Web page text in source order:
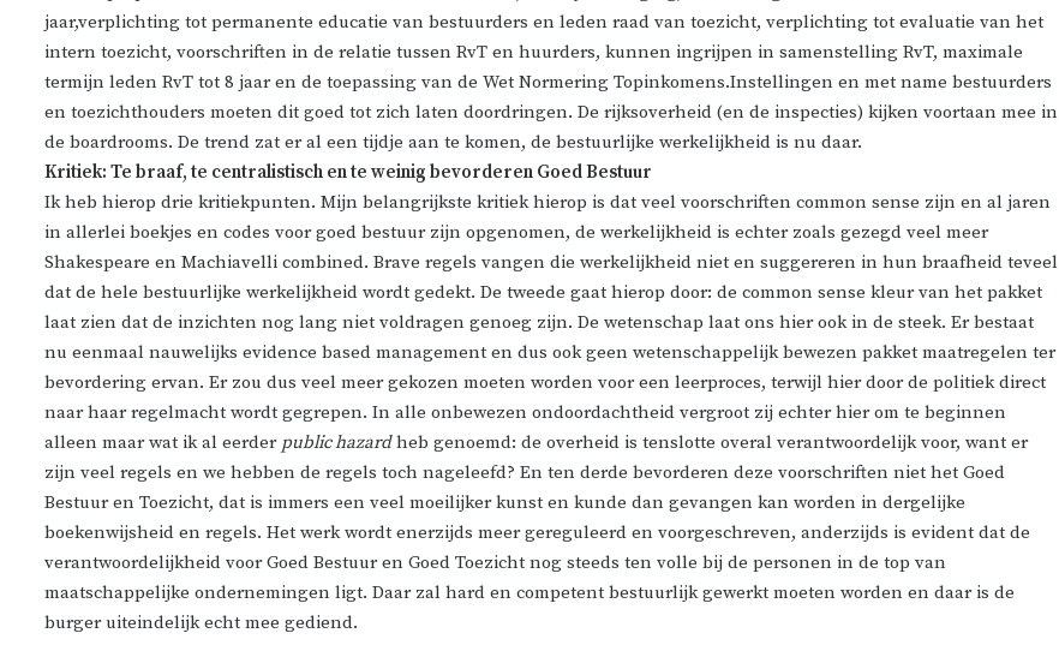
jaar,verplichting tot permanente educatie van bestuurders en leden raad van toezicht, verplichting tot evaluatie van het
intern toezicht, voorschriften in de relatie tussen RvT en huurders, kunnen ingrijpen in samenstelling RvT, maximale
termijn leden RvT tot 8 jaar en de toepassing van de Wet Normering Topinkomens.Instellingen en met name bestuurders
en toezichthouders moeten dit goed tot zich laten doordringen. De rijksoverheid (en de inspecties) kijken voortaan mee in
de boardrooms. De trend zat er al een tijdje aan te komen, de bestuurlijke werkelijkheid is nu daar.
Kritiek: Te braaf, te centralistisch en te weinig bevorderen Goed Bestuur
Ik heb hierop drie kritiekpunten. Mijn belangrijkste kritiek hierop is dat veel voorschriften common sense zijn en al jaren
in allerlei boekjes en codes voor goed bestuur zijn opgenomen, de werkelijkheid is echter zoals gezegd veel meer
Shakespeare en Machiavelli combined. Brave regels vangen die werkelijkheid niet en suggereren in hun braafheid teveel
dat de hele bestuurlijke werkelijkheid wordt gedekt. De tweede gaat hierop door: de common sense kleur van het pakket
laat zien dat de inzichten nog lang niet voldragen genoeg zijn. De wetenschap laat ons hier ook in de steek. Er bestaat
nu eenmaal nauwelijks evidence based management en dus ook geen wetenschappelijk bewezen pakket maatregelen ter
bevordering ervan. Er zou dus veel meer gekozen moeten worden voor een leerproces, terwijl hier door de politiek direct
naar haar regelmacht wordt gegrepen. In alle onbewezen ondoordachtheid vergroot zij echter hier om te beginnen
alleen maar wat ik al eerder public hazardheb genoemd: de overheid is tenslotte overal verantwoordelijk voor, want er
zijn veel regels en we hebben de regels toch nageleefd? En ten derde bevorderen deze voorschriften niet het Goed
Bestuur en Toezicht, dat is immers een veel moeilijker kunst en kunde dan gevangen kan worden in dergelijke
boekenwijsheid en regels. Het werk wordt enerzijds meer gereguleerd en voorgeschreven, anderzijds is evident dat de
verantwoordelijkheid voor Goed Bestuur en Goed Toezicht nog steeds ten volle bij de personen in de top van
maatschappelijke ondernemingen ligt. Daar zal hard en competent bestuurlijk gewerkt moeten worden en daar is de
burger uiteindelijk echt mee gediend.